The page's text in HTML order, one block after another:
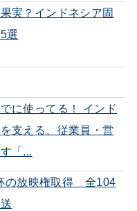
実？インドネシア固
選
に使ってる！ インド
支える、従業員・営
「...
の放映権取得 全104